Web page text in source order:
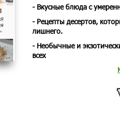
- Вкусные блюда с
- Рецепты десертов,
лишнего.
- Необычные и
всех